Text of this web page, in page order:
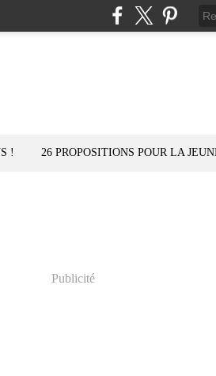
! 26 PROPOSITIONS POUR LA
Publicité